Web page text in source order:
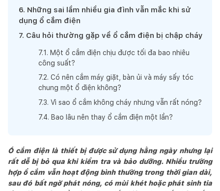
6. Những sai lầm nhiều gia đình vẫn mắc khi sử
dụng ổ cắm điện
7. Câu hỏi thường gặp về ổ cắm điện bị chập cháy
7.1 . Một ổ cắm điện chịu được tối đa bao nhiêu
công suất?
7.2. Có nên cắm máy giặt, bàn ủi và máy sấy tóc
chung một ổ điện không?
7.3. Vì sao ổ cắm không cháy nhưng vẫn rất nóng?
7.4. Bao lâu nên thay ổ cắm điện một lần?
Ổ cắm điện là thiết bị được sử dụng hằng ngày nhưng lại
rất dễ bị bỏ qua khi kiểm tra và bảo dưỡng. Nhiều trường
hợp ổ cắm vẫn hoạt động bình thường trong thời gian dài,
sau đó bất ngờ phát nóng, có mùi khét hoặc phát sinh tia